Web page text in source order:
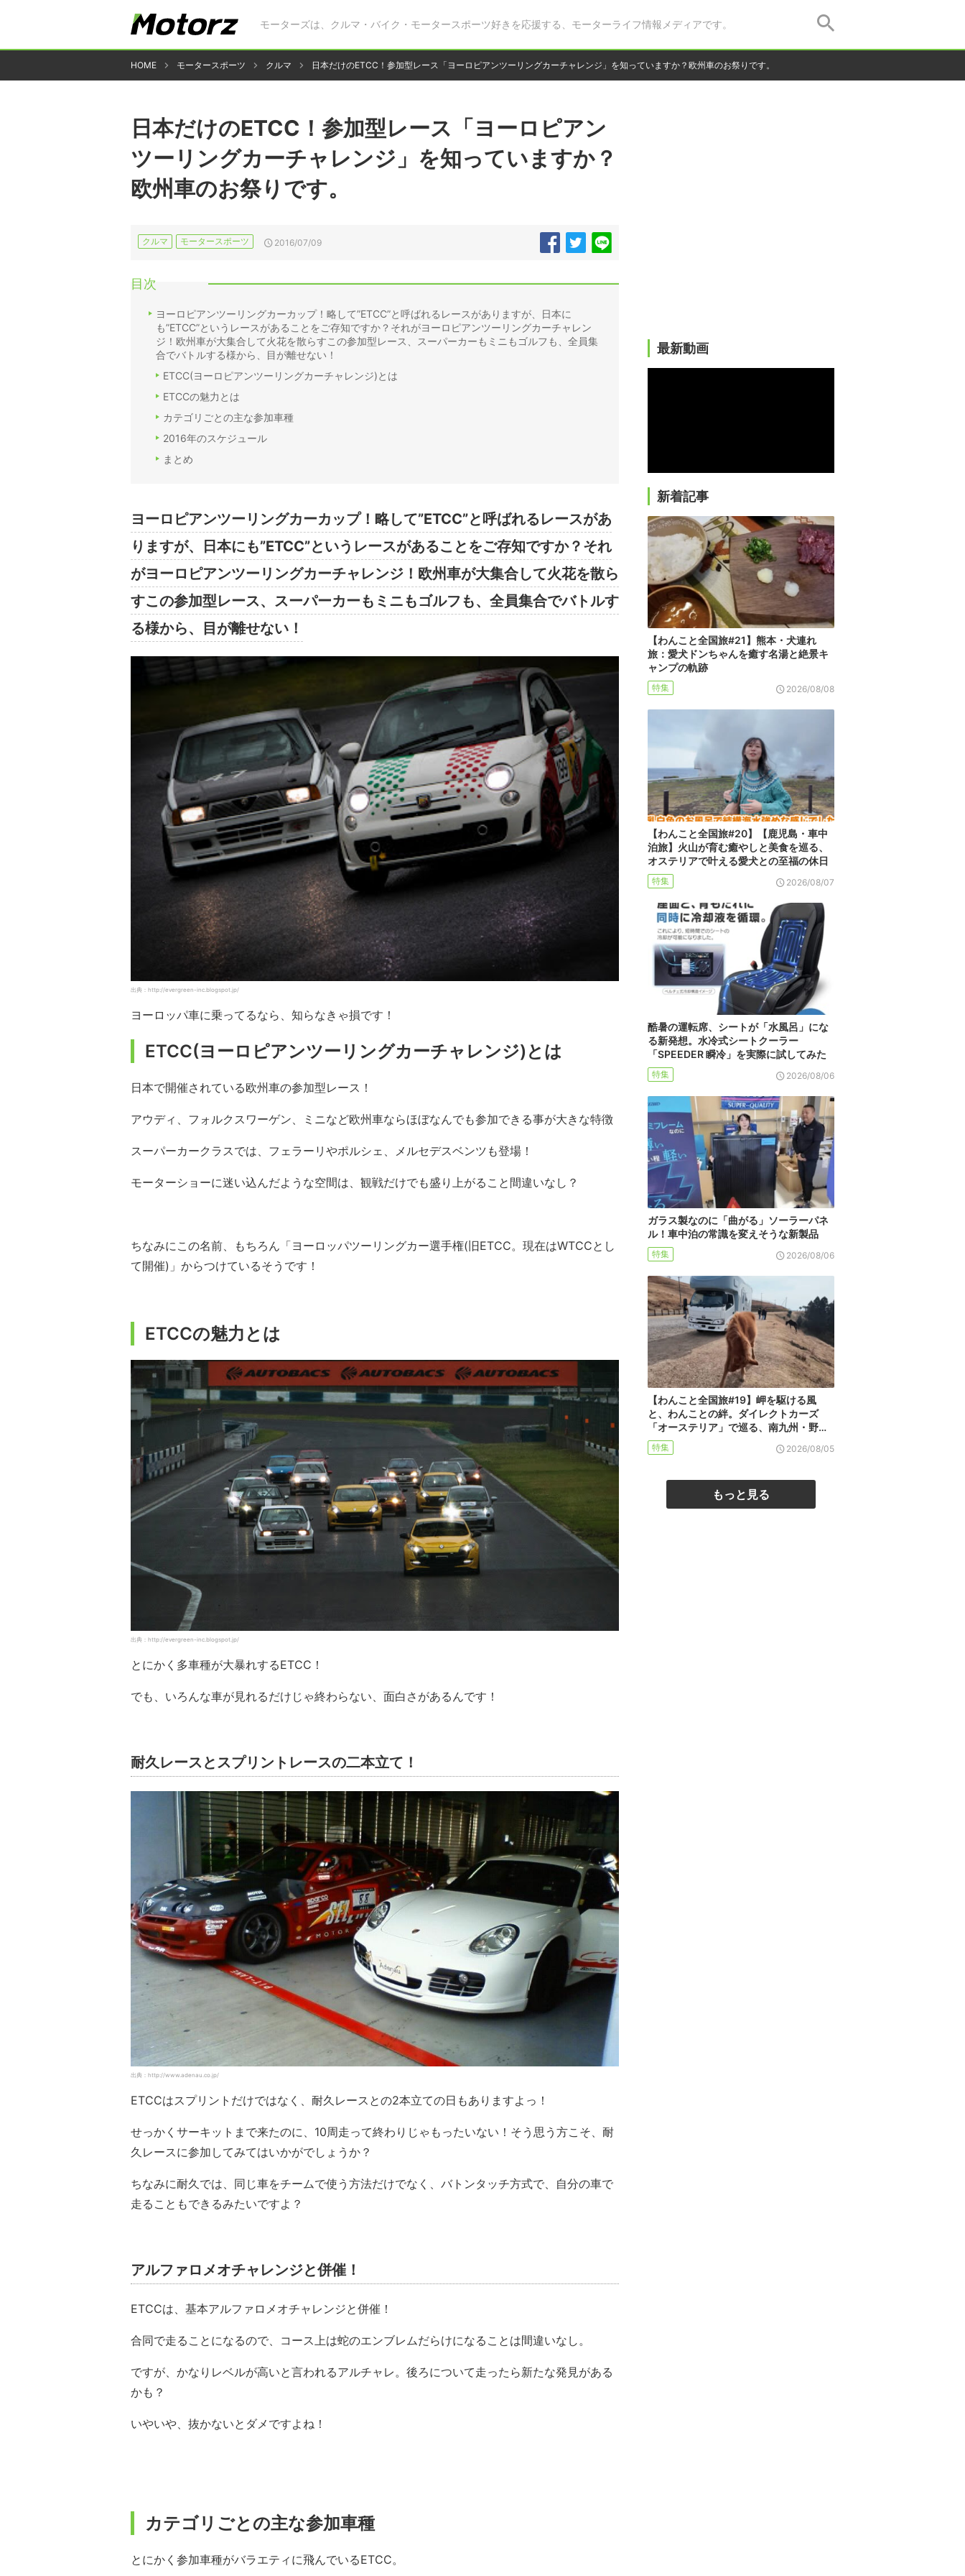
モーターズは、クルマ・バイク・モータースポーツ好きを応援する、モーターライフ情報メディアです。
HOME モータースポーツ クルマ 日本だけのETCC！参加型レース「ヨーロピアンツーリングカーチャレンジ」を知っていますか？欧州車のお祭りです。
日本だけのETCC！参加型レース「ヨーロピアン
ツーリングカーチャレンジ」を知っていますか？
欧州車のお祭りです。
クルマ モータースポーツ 2016/07/09
目次
ヨーロピアンツーリングカーカップ！略して”ETCC”と呼ばれるレースがありますが、日本に
も”ETCC”というレースがあることをご存知ですか？それがヨーロピアンツーリングカーチャレン
ジ！欧州車が大集合して火花を散らすこの参加型レース、スーパーカーもミニもゴルフも、全員集
合でバトルする様から、目が離せない！
ETCC(ヨーロピアンツーリングカーチャレンジ)とは
ETCCの魅力とは
カテゴリごとの主な参加車種
2016年のスケジュール
まとめ
ヨーロピアンツーリングカーカップ！略して”ETCC”と呼ばれるレースがあ
りますが、日本にも”ETCC”というレースがあることをご存知ですか？それ
がヨーロピアンツーリングカーチャレンジ！欧州車が大集合して火花を散ら
すこの参加型レース、スーパーカーもミニもゴルフも、全員集合でバトルす
る様から、目が離せない！
出典：http://evergreen-inc.blogspot.jp/
ヨーロッパ車に乗ってるなら、知らなきゃ損です！
ETCC(ヨーロピアンツーリングカーチャレンジ)とは
日本で開催されている欧州車の参加型レース！
アウディ、フォルクスワーゲン、ミニなど欧州車ならほぼなんでも参加できる事が大きな特徴
スーパーカークラスでは、フェラーリやポルシェ、メルセデスベンツも登場！
モーターショーに迷い込んだような空間は、観戦だけでも盛り上がること間違いなし？
ちなみにこの名前、もちろん「ヨーロッパツーリングカー選手権(旧ETCC。現在はWTCCとし
て開催)」からつけているそうです！
ETCCの魅力とは
出典：http://evergreen-inc.blogspot.jp/
とにかく多車種が大暴れするETCC！
でも、いろんな車が見れるだけじゃ終わらない、面白さがあるんです！
耐久レースとスプリントレースの二本立て！
出典：http://www.adenau.co.jp/
ETCCはスプリントだけではなく、耐久レースとの2本立ての日もありますよっ！
せっかくサーキットまで来たのに、10周走って終わりじゃもったいない！そう思う方こそ、耐
久レースに参加してみてはいかがでしょうか？
ちなみに耐久では、同じ車をチームで使う方法だけでなく、バトンタッチ方式で、自分の車で
走ることもできるみたいですよ？
アルファロメオチャレンジと併催！
ETCCは、基本アルファロメオチャレンジと併催！
合同で走ることになるので、コース上は蛇のエンブレムだらけになることは間違いなし。
ですが、かなりレベルが高いと言われるアルチャレ。後ろについて走ったら新たな発見がある
かも？
いやいや、抜かないとダメですよね！
カテゴリごとの主な参加車種
とにかく参加車種がバラエティに飛んでいるETCC。
最新動画
新着記事
【わんこと全国旅#21】熊本・犬連れ
旅：愛犬ドンちゃんを癒す名湯と絶景キ
ャンプの軌跡
特集 2026/08/08
【わんこと全国旅#20】【鹿児島・車中
泊旅】火山が育む癒やしと美食を巡る、
オステリアで叶える愛犬との至福の休日
特集 2026/08/07
酷暑の運転席、シートが「水風呂」にな
る新発想。水冷式シートクーラー
「SPEEDER 瞬冷」を実際に試してみた
特集 2026/08/06
ガラス製なのに「曲がる」ソーラーパネ
ル！車中泊の常識を変えそうな新製品
特集 2026/08/06
【わんこと全国旅#19】岬を駆ける風
と、わんことの絆。ダイレクトカーズ
「オーステリア」で巡る、南九州・野…
特集 2026/08/05
もっと見る